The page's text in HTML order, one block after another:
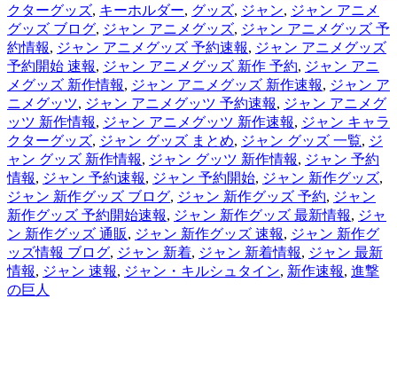
クターグッズ, キーホルダー, グッズ, ジャン, ジャン アニメ
グッズ ブログ, ジャン アニメグッズ, ジャン アニメグッズ 予
約情報, ジャン アニメグッズ 予約速報, ジャン アニメグッズ
予約開始 速報, ジャン アニメグッズ 新作 予約, ジャン アニ
メグッズ 新作情報, ジャン アニメグッズ 新作速報, ジャン ア
ニメグッツ, ジャン アニメグッツ 予約速報, ジャン アニメグ
ッツ 新作情報, ジャン アニメグッツ 新作速報, ジャン キャラ
クターグッズ, ジャン グッズ まとめ, ジャン グッズ 一覧, ジ
ャン グッズ 新作情報, ジャン グッツ 新作情報, ジャン 予約
情報, ジャン 予約速報, ジャン 予約開始, ジャン 新作グッズ,
ジャン 新作グッズ ブログ, ジャン 新作グッズ 予約, ジャン
新作グッズ 予約開始速報, ジャン 新作グッズ 最新情報, ジャ
ン 新作グッズ 通販, ジャン 新作グッズ 速報, ジャン 新作グ
ッズ情報 ブログ, ジャン 新着, ジャン 新着情報, ジャン 最新
情報, ジャン 速報, ジャン・キルシュタイン, 新作速報, 進撃
の巨人